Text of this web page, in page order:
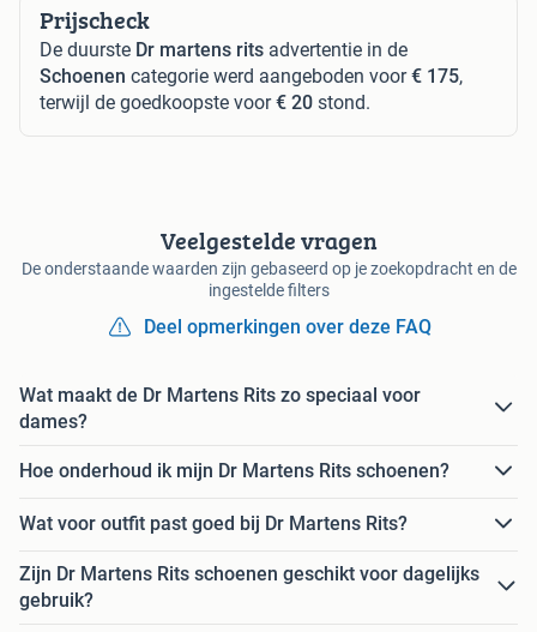
Prijscheck
De duurste Dr martens rits advertentie in de
Schoenen categorie werd aangeboden voor€ 175,
terwijl de goedkoopste voor€ 20 stond.
Veelgestelde vragen
De onderstaande waarden zijn gebaseerd op je zoekopdracht en de
ingestelde filters
Deel opmerkingen over deze FAQ
Wat maakt de Dr Martens Rits zo speciaal voor
dames?
Hoe onderhoud ik mijn Dr Martens Rits schoenen?
Wat voor outfit past goed bij Dr Martens Rits?
Zijn Dr Martens Rits schoenen geschikt voor dagelijks
gebruik?